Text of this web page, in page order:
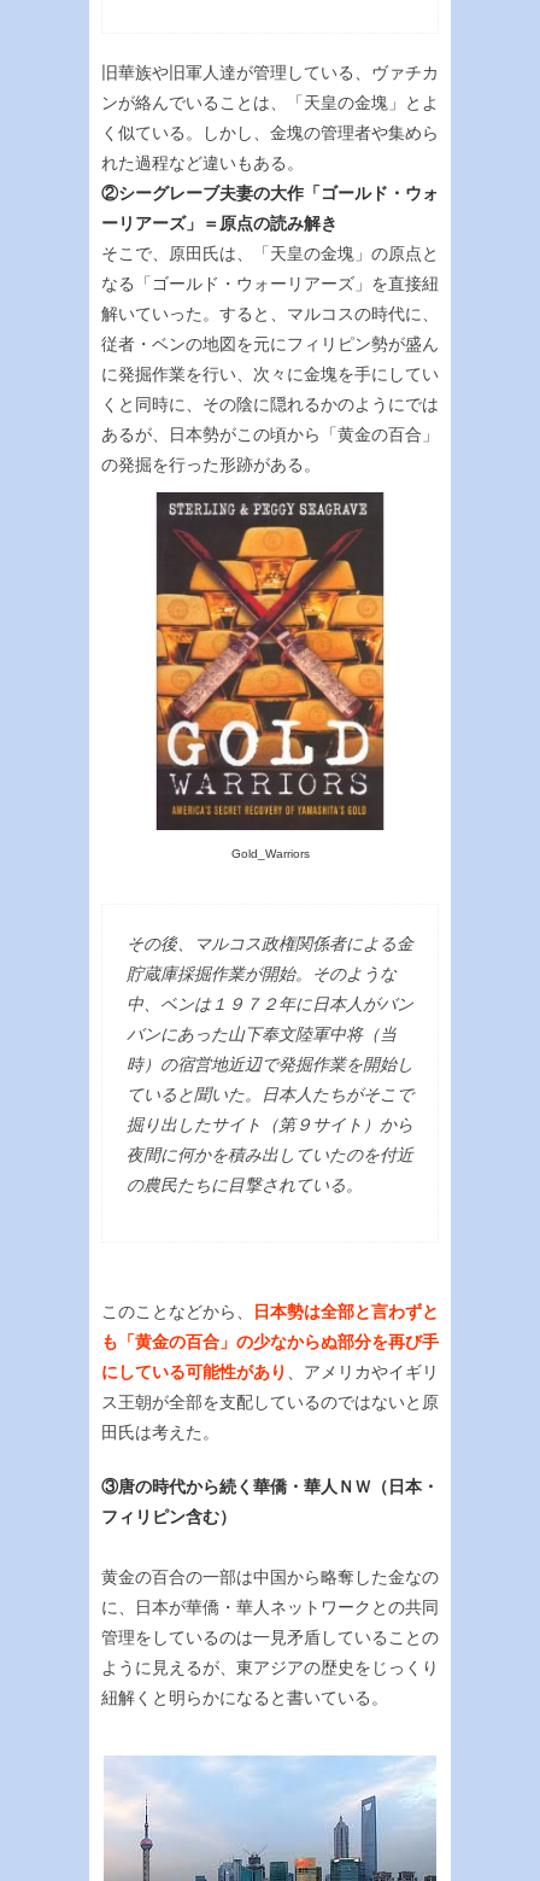
旧華族や旧軍人達が管理している、ヴァチカ
ンが絡んでいることは、「天皇の金塊」とよ
く似ている。しかし、金塊の管理者や集めら
れた過程など違いもある。
②シーグレーブ夫妻の大作「ゴールド・ウォ
ーリアーズ」＝原点の読み解き
そこで、原田氏は、「天皇の金塊」の原点と
なる「ゴールド・ウォーリアーズ」を直接紐
解いていった。すると、マルコスの時代に、
従者・ベンの地図を元にフィリピン勢が盛ん
に発掘作業を行い、次々に金塊を手にしてい
くと同時に、その陰に隠れるかのようにでは
あるが、日本勢がこの頃から「黄金の百合」
の発掘を行った形跡がある。
Gold_Warriors
その後、マルコス政権関係者による金
貯蔵庫採掘作業が開始。そのような
中、ベンは１９７２年に日本人がバン
バンにあった山下奉文陸軍中将（当
時）の宿営地近辺で発掘作業を開始し
ていると聞いた。日本人たちがそこで
掘り出したサイト（第９サイト）から
夜間に何かを積み出していたのを付近
の農民たちに目撃されている。
このことなどから、
日本勢は全部と言わずと
も「黄金の百合」の少なからぬ部分を再び手
にしている可能性があり 、アメリカやイギリ
ス王朝が全部を支配しているのではないと原
田氏は考えた。
③唐の時代から続く華僑・華人ＮＷ（日本・
フィリピン含む）
黄金の百合の一部は中国から略奪した金なの
に、日本が華僑・華人ネットワークとの共同
管理をしているのは一見矛盾していることの
ように見えるが、東アジアの歴史をじっくり
紐解くと明らかになると書いている。